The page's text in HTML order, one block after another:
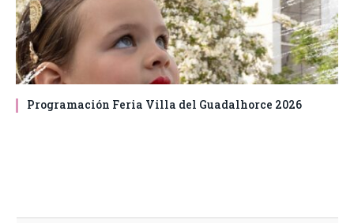
Programación Feria Villa del Guadalhorce 2026